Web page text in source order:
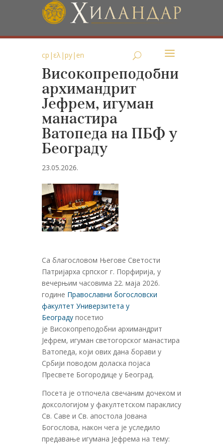
ср | ελ|ру| en
Високопреподобни
архимандрит
Јефрем, игуман
манастира
Ватопеда на ПБФ у
Београду
23.05.2026.
Са благословом Његове Светости
Патријарха српског г. Порфирија, у
вечерњим часовима 22. маја 2026.
године Православни богословски
факултет Универзитета у
Београду посетио
је Високопреподобни архимандрит
Јефрем, игуман светогорског манастира
Ватопеда, који ових дана борави у
Србији поводом доласка појаса
Пресвете Богородице у Београд.
Посета је отпочела свечаним дочеком и
доксологијом у факултетском параклису
Св. Саве и Св. апостола Јована
Богослова, након чега је уследило
предавање игумана Јефрема на тему: